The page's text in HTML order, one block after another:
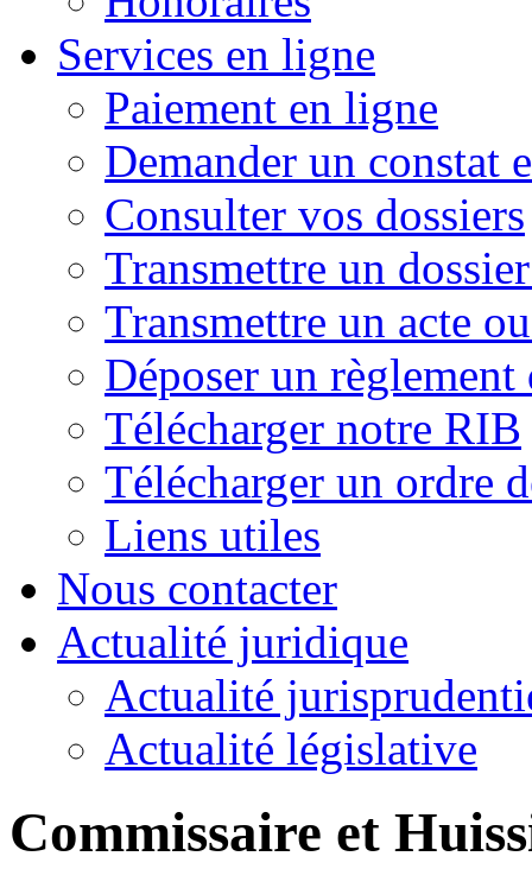
Services en ligne
Paiement en ligne
Demander un constat
Consulter vos dossiers
Transmettre un
Transmettre un acte
Déposer un
Télécharger notre RIB
Télécharger un ordre
Liens utiles
Nous contacter
Actualité juridique
Actualité
Actualité législative
Commissaire et